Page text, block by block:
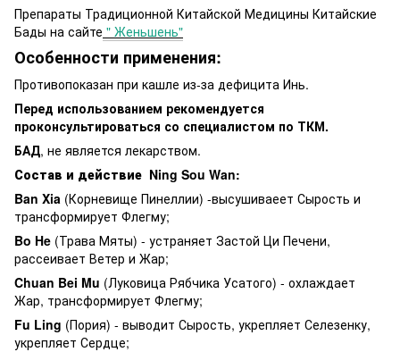
Препараты Традиционной Китайской Медицины Китайские
Бады на сайте " Женьшень"
Особенности применения:
Противопоказан при кашле из-за дефицита Инь.
Перед использованием рекомендуется
проконсультироваться со специалистом по ТКМ.
БАД, не является лекарством.
Состав и действие Ning Sou Wan:
Ban Xia (Корневище Пинеллии) -высушиваеет Сырость и
трансформирует Флегму;
Bo He (Трава Мяты) - устраняет Застой Ци Печени,
рассеивает Ветер и Жар;
Chuan Bei Mu (Луковица Рябчика Усатого) - охлаждает
Жар, трансформирует Флегму;
Fu Ling (Пория) - выводит Сырость, укрепляет Селезенку,
укрепляет Сердце;